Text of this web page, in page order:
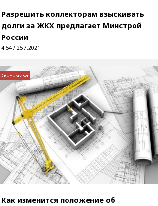
Разрешить коллекторам взыскивать
долги за ЖКХ предлагает Минстрой
России
4:54 / 25.7.2021
Как изменится положение об
Экономика